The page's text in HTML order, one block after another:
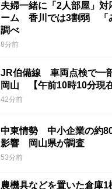
夫婦一緒に「2人部屋」対
ーム 香川では3割弱 「
調べ
8分前
JR伯備線 車両点検で一
岡山 【午前10時10分現在
42分前
中東情勢 中小企業の約
影響 岡山県が調査
53分前
農機具などを置いた倉庫